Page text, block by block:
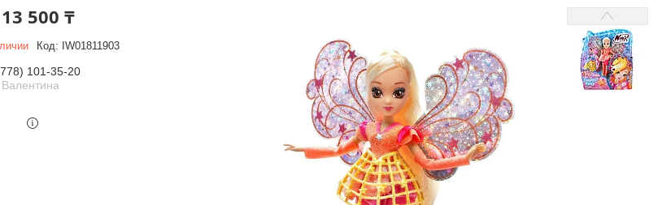
13 500 ₸
Код: IW01811903
101-35-20
Валентина